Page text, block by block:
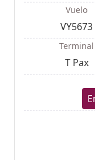
Vuelo
VY5673
Terminal
T Pax